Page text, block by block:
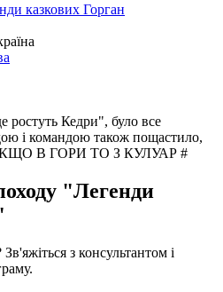
казкових Горган
ростуть Кедри", було все
і командою також пощастило,
ЯКЩО В ГОРИ ТО З КУЛУАР #
"Легенди
з консультантом і